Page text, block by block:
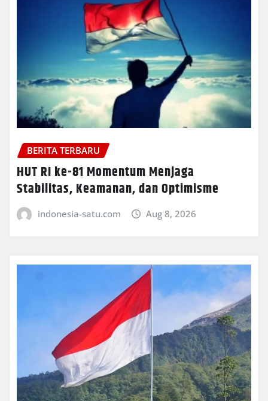
BERITA TERBARU
HUT RI ke-81 Momentum Menjaga
Stabilitas, Keamanan, dan Optimisme
indonesia-satu.com Aug 8, 2026